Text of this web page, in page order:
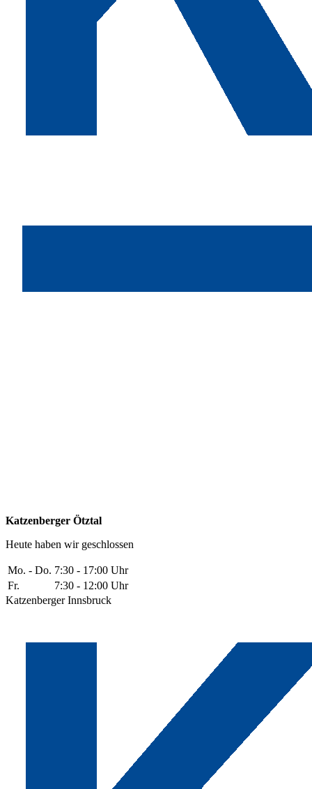
Katzenberger Ötztal
Heute haben wir geschlossen
Mo. - Do. 7:30 - 17:00 Uhr
Fr.
7:30 - 12:00 Uhr
Katzenberger Innsbruck